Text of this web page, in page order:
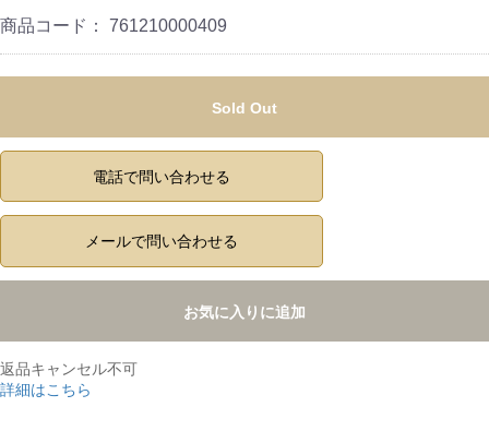
商品コード： 761210000409
Sold Out
電話で問い合わせる
メールで問い合わせる
お気に入りに追加
返品キャンセル不可
詳細はこちら